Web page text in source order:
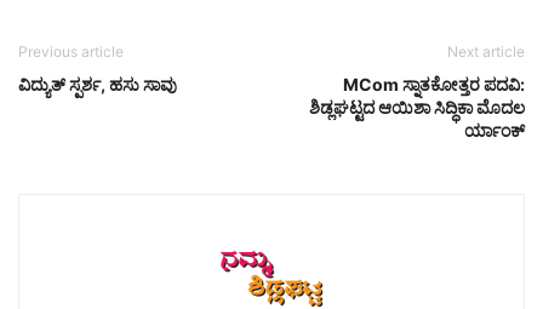
Previous article
ವಿದ್ಯುತ್ ಸ್ಪರ್ಶ, ಹಸು ಸಾವು
Next article
MCom ಸ್ನಾತಕೋತ್ತರ ಪದವಿ:
ಶಿಡ್ಲಘಟ್ಟದ ಆಯಿಶಾ ಸಿದ್ಧಿಕಾ ಮೊದಲ
ರ್ಯಾಂಕ್